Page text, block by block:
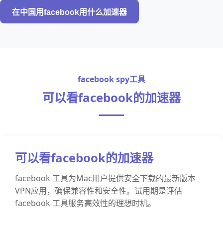
在中国用facebook用什么加速器
facebook spy工具
可以看facebook的加速器
可以看facebook的加速器
facebook 工具为Mac用户提供安全下载的最新版本
VPN应用，确保兼容性和安全性。试用期是评估
facebook 工具服务高效性的理想时机。